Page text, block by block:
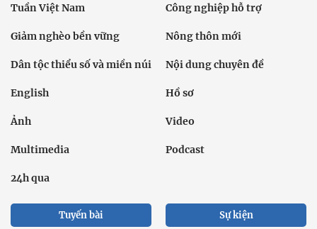
Tuần Việt Nam Công nghiệp hỗ trợ
Giảm nghèo bền vững Nông thôn mới
Dân tộc thiểu số và miền núi Nội dung chuyên đề
English Hồ sơ
Ảnh Video
Multimedia Podcast
24h qua
Tuyến bài Sự kiện